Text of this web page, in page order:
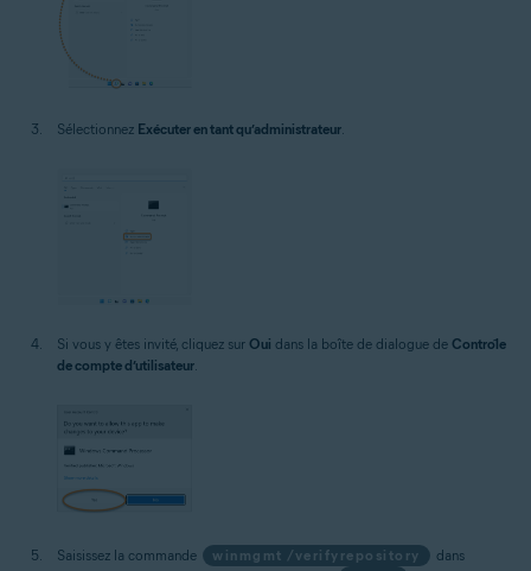
Sélectionnez Exécuter en tant qu’administrateur.
Si vous y êtes invité, cliquez sur Oui dans la boîte de dialogue de Contrôle
de compte d’utilisateur
Saisissez la commande winmgmt /verifyrepository
dans